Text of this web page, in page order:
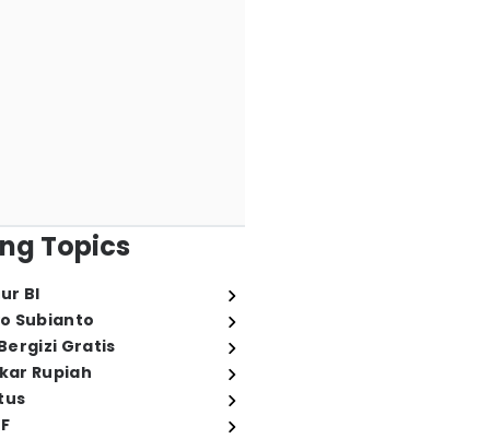
Topics
BI
Subianto
Gratis
Rupiah